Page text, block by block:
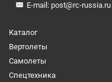
E-mail: post@rc-russia.ru
Каталог
Вертолеты
Самолеты
Спецтехника